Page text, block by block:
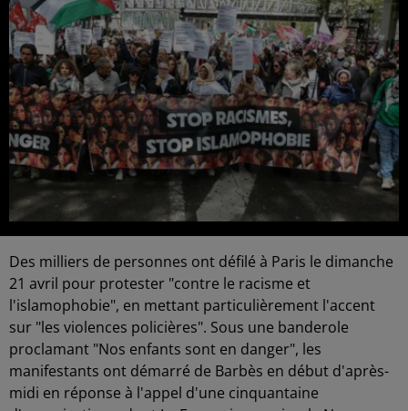
Des milliers de personnes ont défilé à Paris le dimanche
21 avril pour protester "contre le racisme et
l'islamophobie", en mettant particulièrement l'accent
sur "les violences policières". Sous une banderole
proclamant "Nos enfants sont en danger", les
manifestants ont démarré de Barbès en début d'après-
midi en réponse à l'appel d'une cinquantaine